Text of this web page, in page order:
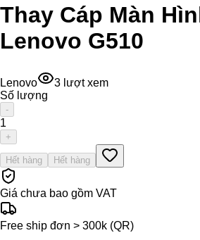
Thay Cáp Màn
Lenovo G510
Lenovo 3 lượt xem
Số lượng
-
1
+
Hết hàng Hết hàng
Giá chưa bao gồm VAT
Free ship đơn > 300k (QR)